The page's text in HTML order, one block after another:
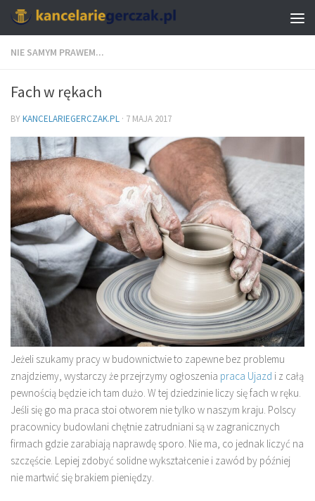
NIE SAMYM PRAWEM...
Fach w rękach
BYKANCELARIEGERCZAK.PL · 7 MAJA 2017
Jeżeli szukamy pracy w budownictwie to zapewne bez problemu
znajdziemy, wystarczy że przejrzymy ogłoszenia praca Ujazd i z całą
pewnością będzie ich tam dużo. W tej dziedzinie liczy się fach w ręku.
Jeśli się go ma praca stoi otworem nie tylko w naszym kraju. Polscy
pracownicy budowlani chętnie zatrudniani są w zagranicznych
firmach gdzie zarabiają naprawdę sporo. Nie ma, co jednak liczyć na
szczęście. Lepiej zdobyć solidne wykształcenie i zawód by później
nie martwić się brakiem pieniędzy.